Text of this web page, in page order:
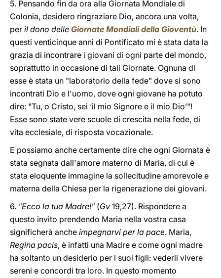
5. Pensando fin da ora alla Giornata Mondiale di
Colonia, desidero ringraziare Dio, ancora una volta,
per il dono delle Giornate Mondiali della Gioventù. In
questi venticinque anni di Pontificato mi è stata data la
grazia di incontrare i giovani di ogni parte del mondo,
soprattutto in occasione di tali Giornate. Ognuna di
esse è stata un "laboratorio della fede" dove si sono
incontrati Dio e l'uomo, dove ogni giovane ha potuto
dire: "Tu, o Cristo, sei ‘il mio Signore e il mio Dio’"!
Esse sono state vere scuole di crescita nella fede, di
vita ecclesiale, di risposta vocazionale.
E possiamo anche certamente dire che ogni Giornata è
stata segnata dall'amore materno di Maria, di cui è
stata eloquente immagine la sollecitudine amorevole e
materna della Chiesa per la rigenerazione dei giovani.
6. "Ecco la tua Madre!" (Gv 19,27). Rispondere a
questo invito prendendo Maria nella vostra casa
significherà anche impegnarvi per la pace. Maria,
Regina pacis, è infatti una Madre e come ogni madre
ha soltanto un desiderio per i suoi figli: vederli vivere
sereni e concordi tra loro. In questo momento